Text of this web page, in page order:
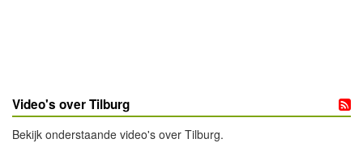
Video's over Tilburg
Bekijk onderstaande video's over Tilburg.